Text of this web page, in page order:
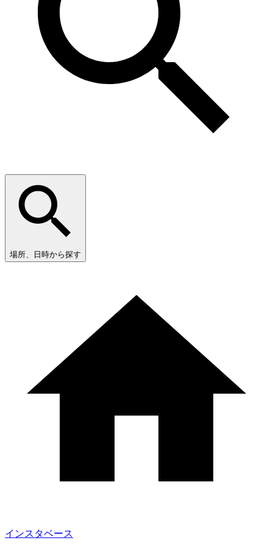
場所、日時から探す
インスタベース